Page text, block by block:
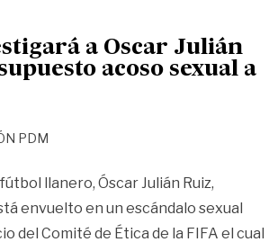
a Oscar Julián
acoso sexual a
PDM
llanero, Óscar Julián Ruiz,
envuelto en un escándalo sexual
del Comité de Ética de la FIFA el cual